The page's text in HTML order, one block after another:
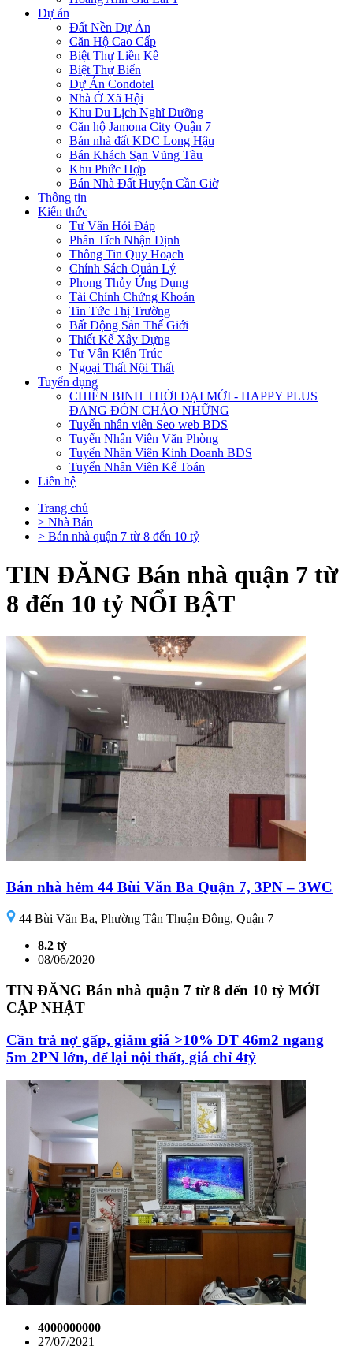
Dự án
Đất Nền Dự Án
Căn Hộ Cao Cấp
Biệt Thự Liền Kề
Biệt Thự Biển
Dự Án Condotel
Nhà Ở Xã Hội
Khu Du Lịch Nghĩ Dưỡng
Căn hộ Jamona City Quận 7
Bán nhà đất KDC Long Hậu
Bán Khách Sạn Vũng Tàu
Khu Phức Hợp
Bán Nhà Đất Huyện Cần Giờ
Thông tin
Kiến thức
Tư Vấn Hỏi Đáp
Phân Tích Nhận Định
Thông Tin Quy Hoạch
Chính Sách Quản Lý
Phong Thủy Ứng Dụng
Tài Chính Chứng Khoán
Tin Tức Thị Trường
Bất Động Sản Thế Giới
Thiết Kế Xây Dựng
Tư Vấn Kiến Trúc
Ngoại Thất Nội Thất
Tuyển dụng
CHIẾN BINH THỜI ĐẠI MỚI - HAPPY PLUS
ĐANG ĐÓN CHÀO NHỮNG
Tuyển nhân viên Seo web BDS
Tuyển Nhân Viên Văn Phòng
Tuyển Nhân Viên Kinh Doanh BDS
Tuyển Nhân Viên Kế Toán
Liên hệ
Trang chủ
> Nhà Bán
> Bán nhà quận 7 từ 8 đến 10 tỷ
TIN ĐĂNG Bán nhà quận 7 từ
8 đến 10 tỷ NỔI BẬT
Bán nhà hẻm 44 Bùi Văn Ba Quận 7, 3PN – 3WC
44 Bùi Văn Ba, Phường Tân Thuận Đông, Quận 7
8.2 tỷ
08/06/2020
TIN ĐĂNG Bán nhà quận 7 từ 8 đến 10 tỷ MỚI
CẬP NHẬT
Cần trả nợ gấp, giảm giá >10% DT 46m2 ngang
5m 2PN lớn, để lại nội thất, giá chỉ 4tỷ
4000000000
27/07/2021